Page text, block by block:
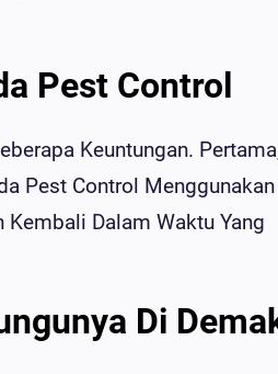
Pest Control
Keuntungan.
Pest Control Menggunakan
Kembali Dalam Waktu Yang
Di